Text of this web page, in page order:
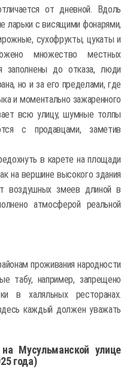
от дневной. Вдоль
с висящими фонарями,
сухофрукты, цукаты и
множество местных
заполнены до отказа, люди
но и за его пределами, где
и моментально зажаренного
всю улицу, шумные толпы
с продавцами, заметив
в карете на площади
на вершине высокого здания
воздушных змеев длиной в
атмосферой реальной
проживания народности
табу, например, запрещено
в халяльных ресторанах.
каждый должен уважать
Мусульманской улице
года)